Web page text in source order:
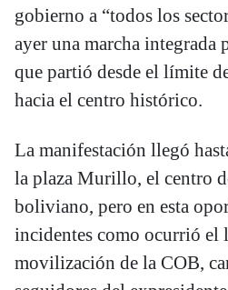
gobierno a “todos los
ayer una marcha integrada
que partió desde el límite
hacia el centro histórico.
La manifestación llegó
la plaza Murillo, el centro
boliviano, pero en esta
incidentes como ocurrió el
movilización de la COB,